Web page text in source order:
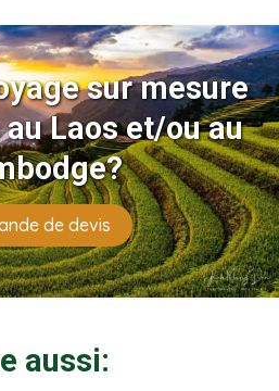
sur mesure
Laos et/ou au
de devis
aussi: